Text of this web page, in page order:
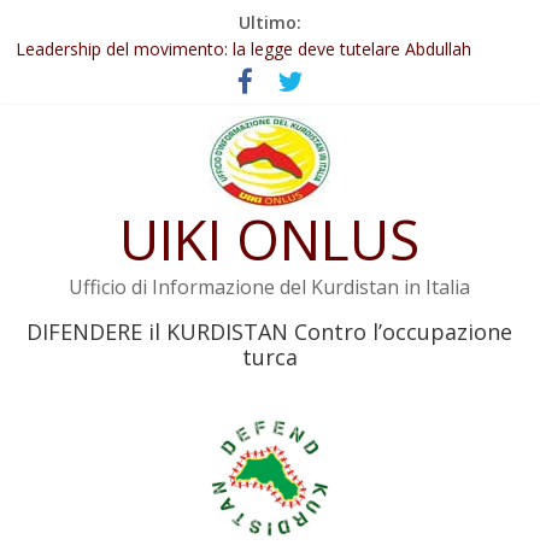
Ultimo:
Abdullah Öcalan: Le legge negativa deve essere trasformata in
legge positiva
Leadership del movimento: la legge deve tutelare Abdullah
Commissione donne del KNK: Şengal è di nuovo sotto minaccia
Non tenere conto della situazione di Rêber Apo ostacolerebbe
Il KNK chiede un’azione internazionale contro i crimini di guerra
UIKI ONLUS
Ufficio di Informazione del Kurdistan in Italia
DIFENDERE il KURDISTAN Contro l’occupazione
turca